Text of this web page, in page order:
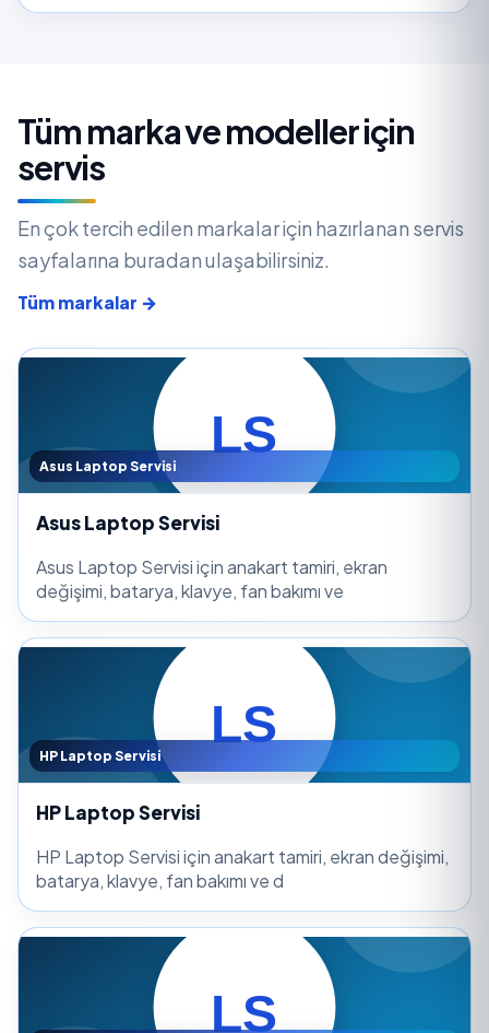
Tüm marka ve modeller için
servis
En çok tercih edilen markalar için hazırlanan servis
sayfalarına buradan ulaşabilirsiniz.
Tüm markalar →
Asus Laptop Servisi
Asus Laptop Servisi
Asus Laptop Servisi için anakart tamiri, ekran
değişimi, batarya, klavye, fan bakımı ve
HP Laptop Servisi
HP Laptop Servisi
HP Laptop Servisi için anakart tamiri, ekran değişimi,
batarya, klavye, fan bakımı ve d